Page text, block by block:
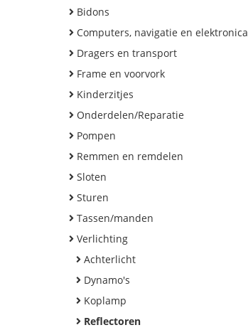
Bidons
Computers, navigatie en elektronica
Dragers en transport
Frame en voorvork
Kinderzitjes
Onderdelen/Reparatie
Pompen
Remmen en remdelen
Sloten
Sturen
Tassen/manden
Verlichting
Achterlicht
Dynamo's
Koplamp
Reflectoren